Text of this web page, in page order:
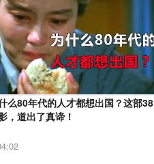
么80年代的人才都想出国？这部38
，道出了真谛！